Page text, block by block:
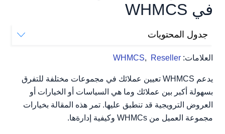
في WHMCS
العلامات: WHMCS, Reseller
جدول المحتويات
تحرير مجموعة العميل
إزالة مجموعة العميليدعم WHMCS تعيين عملائك في مجموعات مختلفة للتفرق
بسهولة أكبر بين عملائك وما هي السياسات أو الخيارات أو
العروض الترويجية قد تنطبق عليها. تمر هذه المقالة بخيارات
مجموعة العميل من WHMCs وكيفية إدارةها.